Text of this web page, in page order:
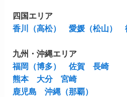
四国エリア
香川（高松）
愛媛（松山）
九州・沖縄エリア
福岡（博多）
佐賀
長崎
熊本
大分
宮崎
鹿児島
沖縄（那覇）